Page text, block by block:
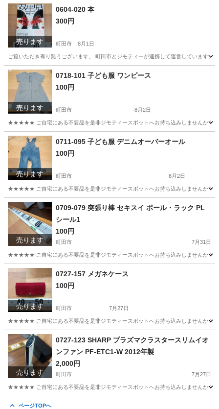
東京 町田市 リユース
売ります
0604-020 本
300円
町田市 8月1日
ご覧いただき有り難うございます。 町田市とジモティーが連携して運営していま
東京 町田市 ビジネス、経済 リユース
売ります
0718-101 子ども服 ワンピース
100円
町田市 8月2日
★★★★★ ご自宅にある不要品を是非ジモティースポットへお持ち込みしませんか？
東京 町田市 キッズ用品 現地
売ります
0711-095 子ども服 デニムオーバーオール
100円
町田市 8月2日
★★★★★ ご自宅にある不要品を是非ジモティースポットへお持ち込みしませんか？
東京 町田市 ベビー用品 オーバーオール
売ります
0709-079 突張り棒 セキスイ ポール・ラック PL
シール1
100円
町田市 7月31日
★★★★★ ご自宅にある不要品を是非ジモティースポットへお持ち込みしませんか？
東京 町田市 ポール
売ります
0727-157 メガネケース
100円
町田市 7月27日
★★★★★ ご自宅にある不要品を是非ジモティースポットへお持ち込みしませんか？
東京 町田市 メガネ
売ります
0727-123 SHARP プラズマクラスタースリムイオ
ンファン PF-ETC1-W 2012年製
2,000円
町田市 7月27日
★★★★★ ご自宅にある不要品を是非ジモティースポットへお持ち込みしませんか？
ページTOPへ